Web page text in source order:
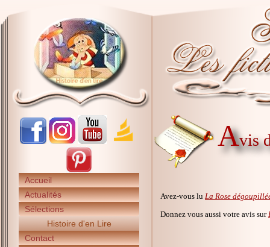
Accueil
Actualités
Sélections
Histoire d'en Lire
Contact
Avis
Avez-vous lu La Rose
Donnez vous aussi votre avis sur